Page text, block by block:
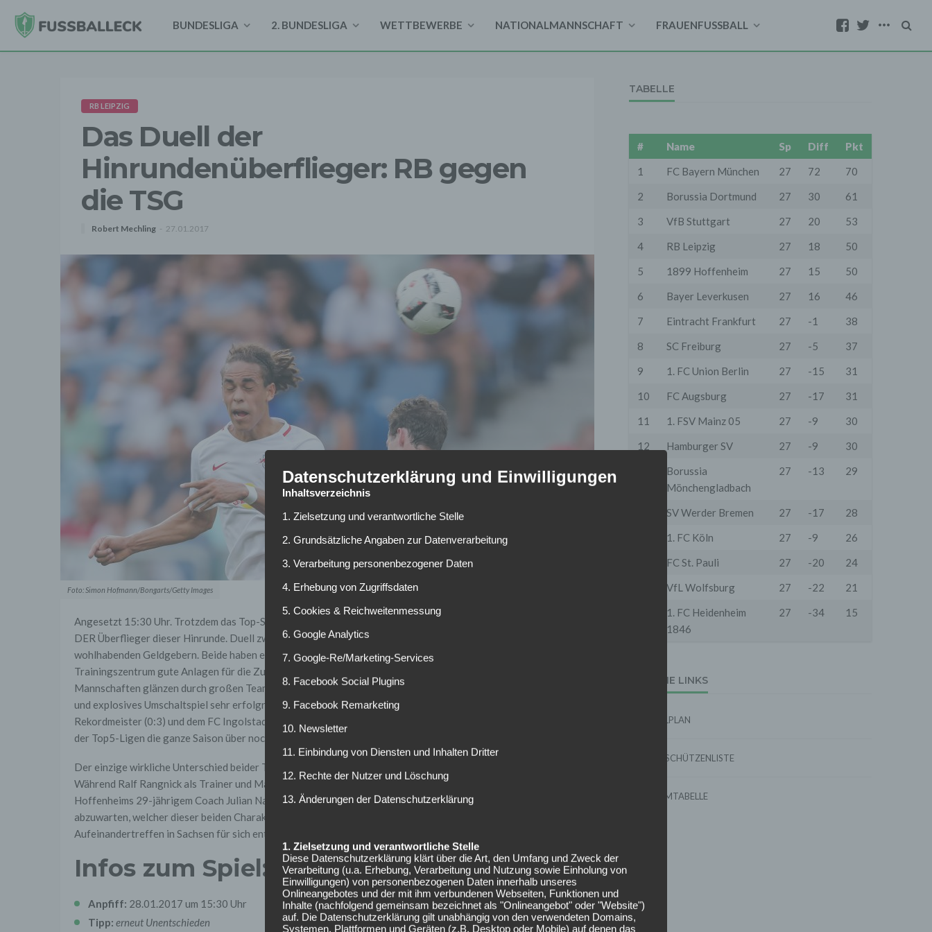
BUNDESLIGA 2. BUNDESLIGA WETTBEWERBE NATIONALMANNSCHAFT FRAUENFUSSBALL
RB LEIPZIG
Das Duell der
Hinrundenüberflieger: RB gegen
die TSG
Robert Mechling 27.01.2017
Foto: Simon Hofmann/Bongarts/Getty Images
Angesetzt 15:30 Uhr. Trotzdem das Top-Spiel des Spieltages. Zweiter gegen Dritter. Das Aufeinandertreffen
DER Überflieger dieser Hinrunde. Duell zwei sehr ähnlicher Philosophien. Beide Vereine profitier(t)en von sehr
wohlhabenden Geldgebern. Beide haben erkannt, dass junge talentierte Spieler und ein hervorragendes
Trainingszentrum gute Anlagen für die Zukunft sind. Aber auch auf dem Platz gibt es viele Ähnlichkeiten. Beide
Mannschaften glänzen durch großen Teamspirit. Beide Teams waren bisher durch enorm druckvolles Pressing
und explosives Umschaltspiel sehr erfolgreich. Die Roten Bullen mussten sich bisher nur dem Münchner
Rekordmeister (0:3) und dem FC Ingolstadt (0:1) geschlagen geben, die Kraichgauer zogen als einziges Team
der Top5-Ligen die ganze Saison über noch nie den kürzeren.
Der einzige wirkliche Unterschied beider Teams ist auf der Trainerbank zu finden und nennt sich Erfahrung.
Während Ralf Rangnick als Trainer und Manager bereits große Bundesliga-Erfahrung besitzt, kommt
Hoffenheims 29-jährigem Coach Julian Nagelsmann eine Art „jugendliche Unbekümmertheit“ zugute. Es bleibt
abzuwarten, welcher dieser beiden Charakterzüge sich am Ende durchsetzen wird und damit das erste
Aufeinandertreffen in Sachsen für sich entscheiden kann. Das Hinspiel endete mit einem 2:2 Unentschieden.
Infos zum Spiel:
Anpfiff: 28.01.2017 um 15:30 Uhr
Tipp: erneut Unentschieden
TABELLE
# Name Sp Diff
Pkt
1
FC Bayern München 27 72
70
2
Borussia Dortmund 27 30
61
3
VfB Stuttgart 27 20
53
4
RB Leipzig 27 18
50
5
1899 Hoffenheim 27 15
50
6
Bayer Leverkusen 27 16
46
7
Eintracht Frankfurt 27 -1
38
8
SC Freiburg 27 -5
37
9
1. FC Union Berlin 27 -15
31
10
FC Augsburg 27 -17
31
11
1. FSV Mainz 05 27 -9
30
12
Hamburger SV 27 -9
30
Borussia
Mönchengladbach
27 -13 29
SV Werder Bremen 27 -17
28
1. FC Köln 27 -9
26
FC St. Pauli 27 -20
24
VfL Wolfsburg 27 -22
21
1. FC Heidenheim
1846
27 -34 15
EXTERNE LINKS
SPIELPLAN
TORSCHÜTZENLISTE
FORMTABELLE
Datenschutzerklärung und Einwilligungen
Inhaltsverzeichnis
1. Zielsetzung und verantwortliche Stelle
2. Grundsätzliche Angaben zur Datenverarbeitung
3. Verarbeitung personenbezogener Daten
4. Erhebung von Zugriffsdaten
5. Cookies & Reichweitenmessung
6. Google Analytics
7. Google-Re/Marketing-Services
8. Facebook Social Plugins
9. Facebook Remarketing
10. Newsletter
11. Einbindung von Diensten und Inhalten Dritter
12. Rechte der Nutzer und Löschung
13. Änderungen der Datenschutzerklärung
1. Zielsetzung und verantwortliche Stelle
Diese Datenschutzerklärung klärt über die Art, den Umfang und Zweck der
Verarbeitung (u.a. Erhebung, Verarbeitung und Nutzung sowie Einholung von
Einwilligungen) von personenbezogenen Daten innerhalb unseres
Onlineangebotes und der mit ihm verbundenen Webseiten, Funktionen und
Inhalte (nachfolgend gemeinsam bezeichnet als "Onlineangebot" oder "Website")
auf. Die Datenschutzerklärung gilt unabhängig von den verwendeten Domains,
Systemen, Plattformen und Geräten (z.B. Desktop oder Mobile) auf denen das